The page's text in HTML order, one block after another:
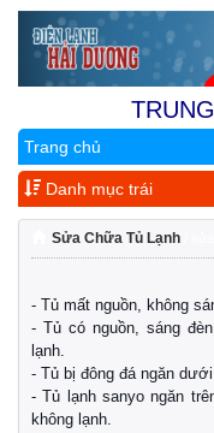
TRUNG
Địa
Trang chủ
Danh mục trái
Sửa Chữa Tủ Lạnh
- Tủ mất nguồn, không
- Tủ có nguồn, sáng
lạnh.
- Tủ bị đông đá ngăn
- Tủ lạnh sanyo ngăn
không lạnh.